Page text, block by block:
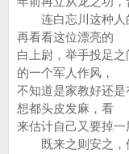
连白忘川这种人的
再看看这位漂亮的
白上尉，举手投足
的一个军人作风，
不知道是家教好还
想都头皮发麻，看
来估计自己又要掉一
既来之则安之，